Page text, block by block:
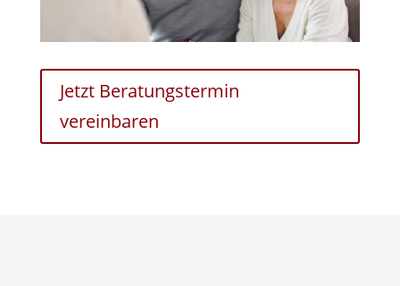
Jetzt Beratungstermin
vereinbaren